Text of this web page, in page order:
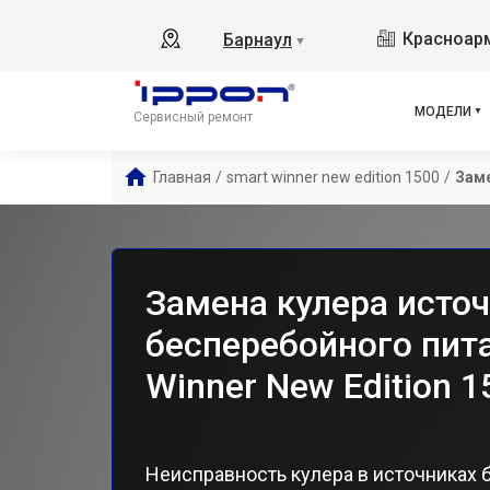
Барнаул ▼
Сервисный ремонт МОДЕЛИ
Главная / smart winner new edition 1500 /
Замена кулера
бесперебойного
Winner New Edition
Неисправность кулера в источниках